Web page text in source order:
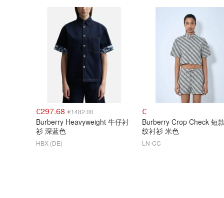
€297.68 €1482.00
Burberry Heavyweight 牛仔衬
衫 深蓝色
HBX (DE)
€
Burberry Crop Check 短
纹衬衫 米色
LN-CC